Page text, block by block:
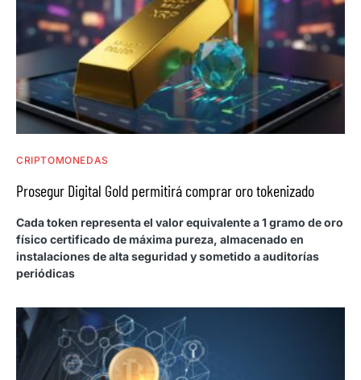
CRIPTOMONEDAS
Prosegur Digital Gold permitirá comprar oro tokenizado
Cada token representa el valor equivalente a 1 gramo de oro
físico certificado de máxima pureza, almacenado en
instalaciones de alta seguridad y sometido a auditorías
periódicas